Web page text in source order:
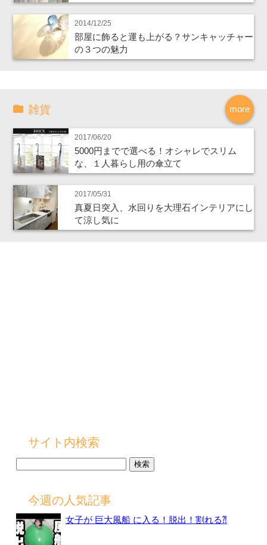
2014/12/25
部屋に飾ると運も上がる？サンキャッチャー
の３つの魅力
more
雑貨
2017/06/20
5000円までで選べる！オシャレでスリム
な、１人暮らし用の傘立て
2017/05/31
真夏日突入、水回りを大理石インテリアにし
て涼し気に
サイト内検索
今週の人気記事
女子が 巨大風船 に入る！脱出！割れる⁈